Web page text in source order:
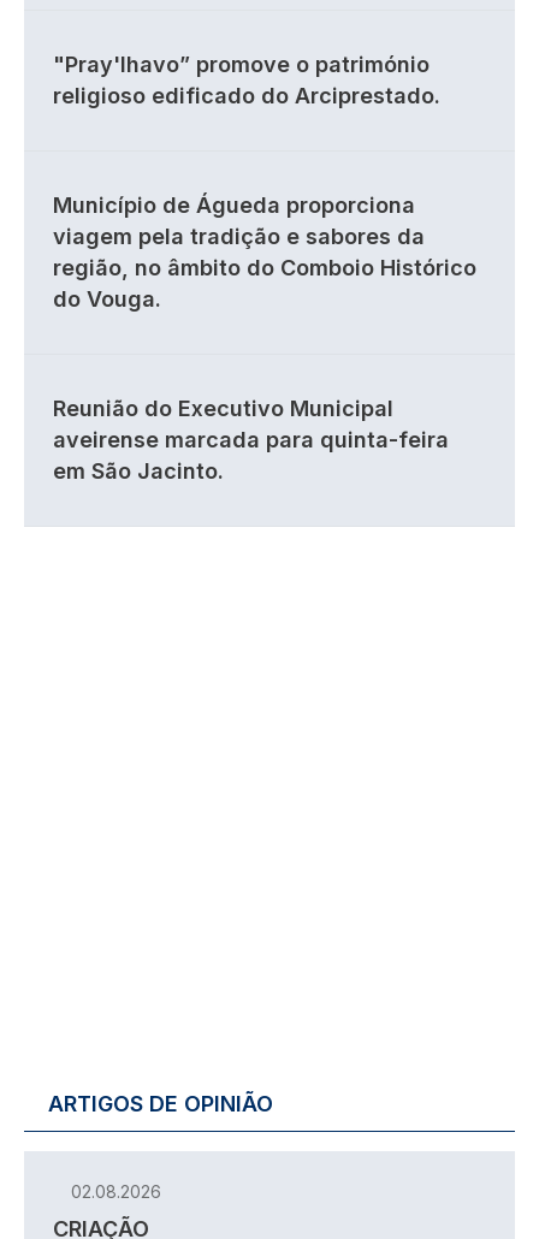
"Pray'lhavo” promove o património
religioso edificado do Arciprestado.
Município de Águeda proporciona
viagem pela tradição e sabores da
região, no âmbito do Comboio Histórico
do Vouga.
Reunião do Executivo Municipal
aveirense marcada para quinta-feira
em São Jacinto.
ARTIGOS DE OPINIÃO
02.08.2026
CRIAÇÃO